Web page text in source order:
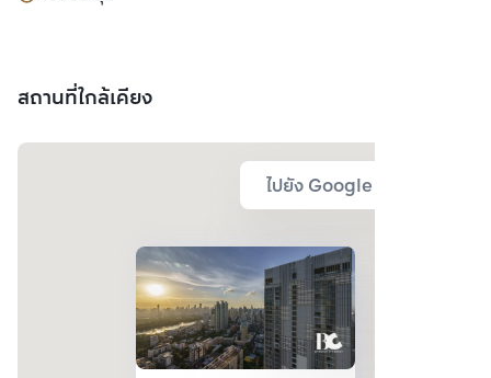
สถานที่ใกล้เคียง
ไปยัง Google Map